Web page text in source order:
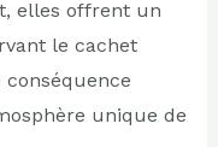
elles offrent un
le cachet
conséquence
unique de